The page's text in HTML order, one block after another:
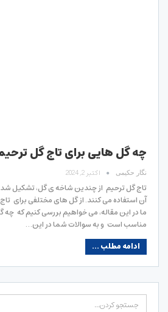
چه گل هایی برای تاج گل
نگار حکیمی اکتبر 2, 2024
تاج گل ترحیم از چندین شاخه ی گل، تشکیل
آن استفاده می کنند. از گل های مختلفی برای
ما در این مقاله، می خواهیم بررسی کنیم که چه
مناسب است و به سوالات شما در این…
ادامه مطلب ...